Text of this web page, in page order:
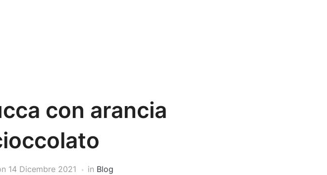
con arancia
14 Dicembre 2021 in Blog